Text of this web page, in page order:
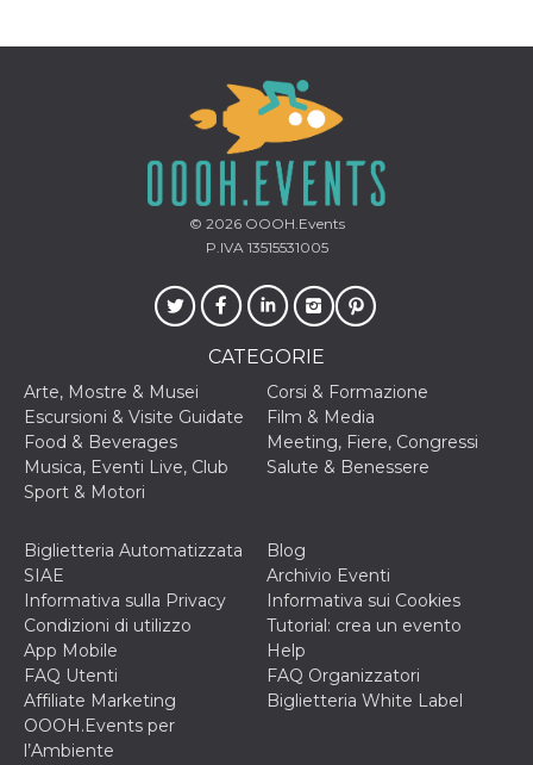
© 2026OOOH.Events
P.IVA 13515531005
CATEGORIE
Arte, Mostre & Musei
Corsi & Formazione
Escursioni & Visite Guidate
Film & Media
Food & Beverages
Meeting, Fiere, Congressi
Musica, Eventi Live, Club
Salute & Benessere
Sport & Motori
Biglietteria Automatizzata
SIAE
Blog
Archivio Eventi
Informativa sulla Privacy
Informativa sui Cookies
Condizioni di utilizzo
Tutorial: crea un evento
App Mobile
Help
FAQ Utenti
FAQ Organizzatori
Affiliate Marketing
Biglietteria White Label
OOOH.Events per
l’Ambiente